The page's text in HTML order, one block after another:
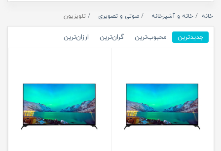
خانه خانه و آشپزخانه صوتی و تصویری تلویزیون
جدیدترین محبوب‌ترین گران‌ترین ارزان‌ترین